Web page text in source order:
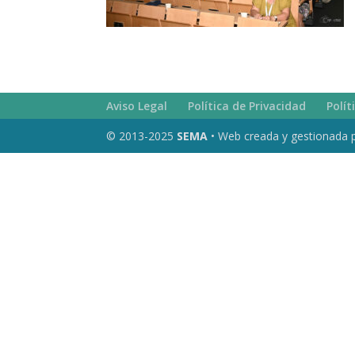
Aviso Legal Política de Privacidad
© 2013-2025 SEMA • Web creada y gestionada